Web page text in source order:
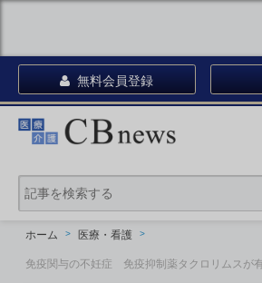
無料会員登録
ホーム 医療・看護
免疫関与の不妊症 免疫抑制薬タクロリムスが